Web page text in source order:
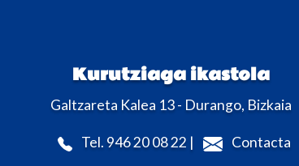
Kurutziaga ikastola
Galtzareta Kalea 13 - Durango, Bizkaia
Tel. 946 20 08 22 | Contacta